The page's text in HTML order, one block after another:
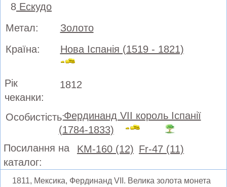
8 Ескудо
Метал:
Золото
Країна:
Нова Іспанія (1519 - 1821)
Рік
чеканки:
1812
Особистість:Фердинанд VII король Іспанії
(1784-1833)
Посилання на
каталог:
KM-160 (12) Fr-47 (11)
1811, Мексика, Фердинанд VII. Велика золота монета